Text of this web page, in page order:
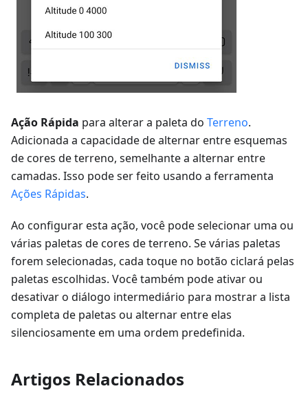
Ação Rápida para alterar a paleta do Terreno.
Adicionada a capacidade de alternar entre esquemas
de cores de terreno, semelhante a alternar entre
camadas. Isso pode ser feito usando a ferramenta
Ações Rápidas.
Ao configurar esta ação, você pode selecionar uma ou
várias paletas de cores de terreno. Se várias paletas
forem selecionadas, cada toque no botão ciclará pelas
paletas escolhidas. Você também pode ativar ou
desativar o diálogo intermediário para mostrar a lista
completa de paletas ou alternar entre elas
silenciosamente em uma ordem predefinida.
Artigos Relacionados